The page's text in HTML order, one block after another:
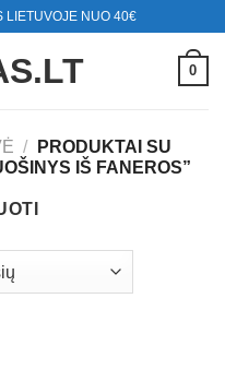
LIETUVOJE NUO 40€
0
/
PRODUKTAI SU
IŠ FANEROS”